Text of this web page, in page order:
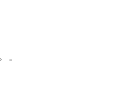
」